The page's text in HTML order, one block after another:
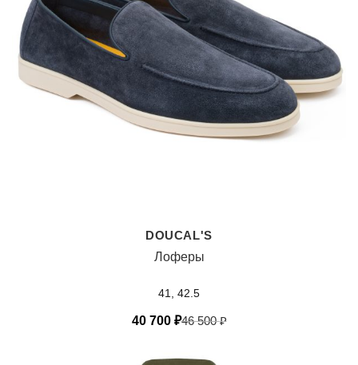
DOUCAL'S
Лоферы
41, 42.5
40 700 ₽46 500₽